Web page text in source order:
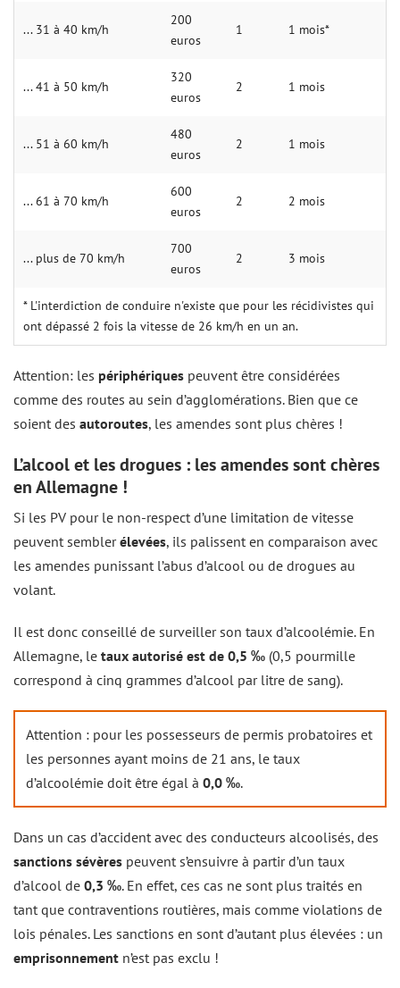
... 31 à 40 km/h
200
euros
1 1 mois*
... 41 à 50 km/h
320
euros
2 1 mois
... 51 à 60 km/h
480
euros
2 1 mois
... 61 à 70 km/h
600
euros
2 2 mois
... plus de 70 km/h
700
euros
2 3 mois
* L'interdiction de conduire n'existe que pour les récidivistes qui
ont dépassé 2 fois la vitesse de 26 km/h en un an.
Attention: les périphériques peuvent être considérées
comme des routes au sein d’agglomérations. Bien que ce
soient des autoroutes, les amendes sont plus chères !
L’alcool et les drogues : les amendes sont chères
en Allemagne !
Si les PV pour le non-respect d’une limitation de vitesse
peuvent semblerélevées, ils palissent en comparaison avec
les amendes punissant l’abus d’alcool ou de drogues au
volant.
Il est donc conseillé de surveiller son taux d’alcoolémie. En
Allemagne, le taux autorisé est de 0,5 ‰ (0,5 pourmille
correspond à cinq grammes d’alcool par litre de sang).
Attention : pour les possesseurs de permis probatoires et
les personnes ayant moins de 21 ans, le taux
d’alcoolémie doit être égal à 0,0 ‰.
Dans un cas d’accident avec des conducteurs alcoolisés, des
sanctions sévères peuvent s’ensuivre à partir d’un taux
d’alcool de 0,3 ‰. En effet, ces cas ne sont plus traités en
tant que contraventions routières, mais comme violations de
lois pénales. Les sanctions en sont d’autant plus élevées : un
emprisonnement n’est pas exclu !